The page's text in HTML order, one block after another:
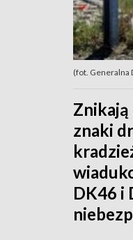
(fot. Generalna
znaki
DK46 i